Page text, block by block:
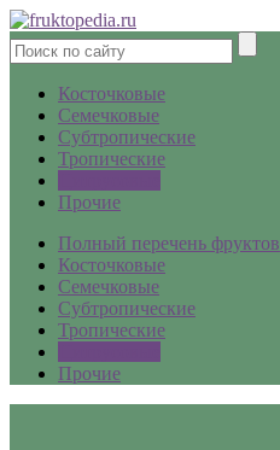
Косточковые
Семечковые
Субтропические
Тропические
Прочие
Полный перечень фруктов
Косточковые
Семечковые
Субтропические
Тропические
Прочие